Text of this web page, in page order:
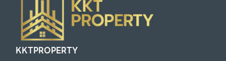
KKTPROPERTY